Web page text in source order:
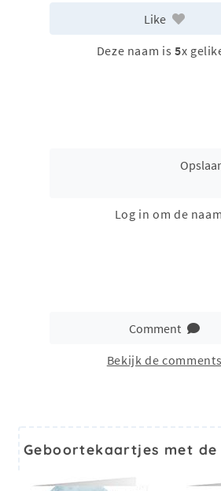
Like
Deze naam is 5x
Log in om de
Comment
Bekijk de comments
Geboortekaartjes met de